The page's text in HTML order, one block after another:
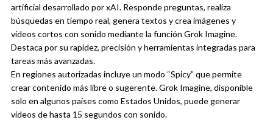
artificial desarrollado por xAI. Responde preguntas, realiza
búsquedas en tiempo real, genera textos y crea imágenes y
videos cortos con sonido mediante la función Grok Imagine.
Destaca por su rapidez, precisión y herramientas integradas para
tareas más avanzadas.
En regiones autorizadas incluye un modo “Spicy” que permite
crear contenido más libre o sugerente. Grok Imagine, disponible
solo en algunos países como Estados Unidos, puede generar
videos de hasta 15 segundos con sonido.